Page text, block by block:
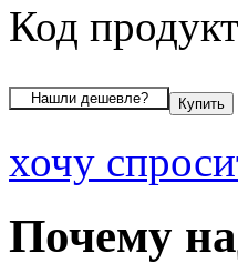
Код
хочу
Почему